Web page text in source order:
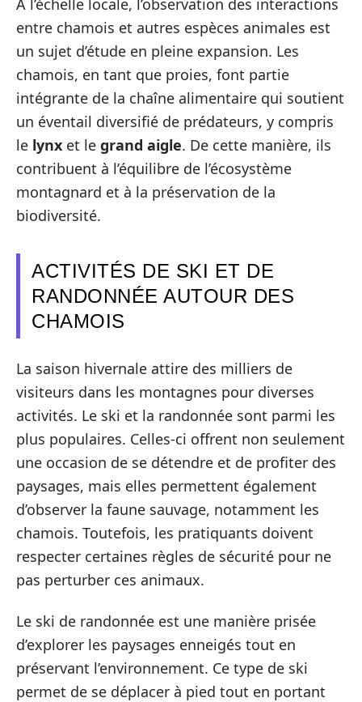
À l’échelle locale, l’observation des interactions
entre chamois et autres espèces animales est
un sujet d’étude en pleine expansion. Les
chamois, en tant que proies, font partie
intégrante de la chaîne alimentaire qui soutient
un éventail diversifié de prédateurs, y compris
le lynx et le grand aigle. De cette manière, ils
contribuent à l’équilibre de l’écosystème
montagnard et à la préservation de la
biodiversité.
ACTIVITÉS DE SKI ET DE
RANDONNÉE AUTOUR DES
CHAMOIS
La saison hivernale attire des milliers de
visiteurs dans les montagnes pour diverses
activités. Le ski et la randonnée sont parmi les
plus populaires. Celles-ci offrent non seulement
une occasion de se détendre et de profiter des
paysages, mais elles permettent également
d’observer la faune sauvage, notamment les
chamois. Toutefois, les pratiquants doivent
respecter certaines règles de sécurité pour ne
pas perturber ces animaux.
Le ski de randonnée est une manière prisée
d’explorer les paysages enneigés tout en
préservant l’environnement. Ce type de ski
permet de se déplacer à pied tout en portant